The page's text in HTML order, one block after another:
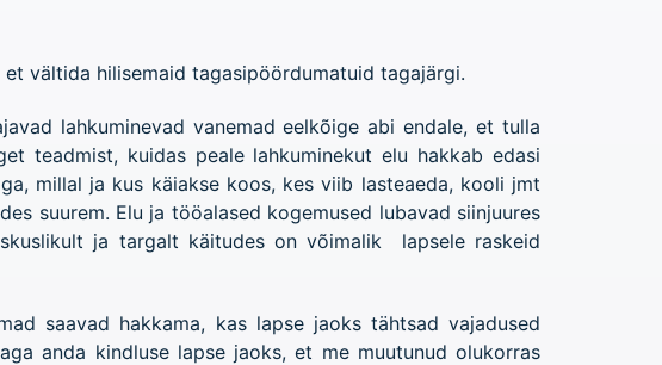
vältida hilisemaid tagasipöördumatuid tagajärgi.
lahkuminevad vanemad eelkõige abi endale, et tulla
teadmist, kuidas peale lahkuminekut elu hakkab edasi
millal ja kus käiakse koos, kes viib lasteaeda, kooli jmt
suurem. Elu ja tööalased kogemused lubavad siinjuures
ja targalt käitudes on võimalik lapsele raskeid
saavad hakkama, kas lapse jaoks tähtsad vajadused
anda kindluse lapse jaoks, et me muutunud olukorras